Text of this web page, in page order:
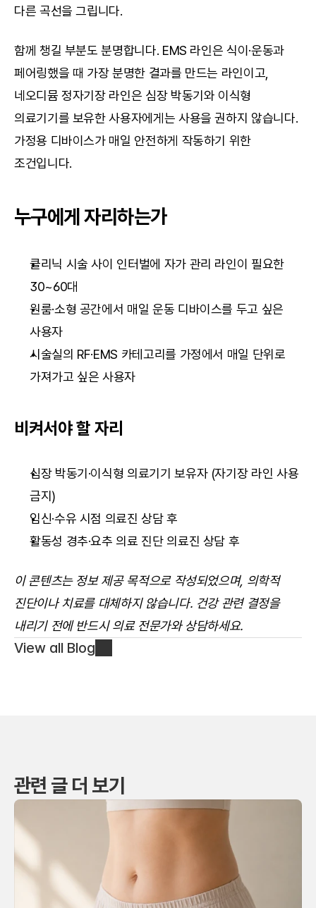
다른 곡선을 그립니다.
함께 챙길 부분도 분명합니다. EMS 라인은 식이·운동과
페어링했을 때 가장 분명한 결과를 만드는 라인이고,
네오디뮴 정자기장 라인은 심장 박동기와 이식형
의료기기를 보유한 사용자에게는 사용을 권하지 않습니다.
가정용 디바이스가 매일 안전하게 작동하기 위한
조건입니다.
누구에게 자리하는가
클리닉 시술 사이 인터벌에 자가 관리 라인이 필요한
30~60대
원룸·소형 공간에서 매일 운동 디바이스를 두고 싶은
사용자
시술실의 RF·EMS 카테고리를 가정에서 매일 단위로
가져가고 싶은 사용자
비켜서야 할 자리
심장 박동기·이식형 의료기기 보유자 (자기장 라인 사용
금지)
임신·수유 시점 의료진 상담 후
활동성 경추·요추 의료 진단 의료진 상담 후
이 콘텐츠는 정보 제공 목적으로 작성되었으며, 의학적
진단이나 치료를 대체하지 않습니다. 건강 관련 결정을
내리기 전에 반드시 의료 전문가와 상담하세요.
View all Blog
관련 글 더 보기